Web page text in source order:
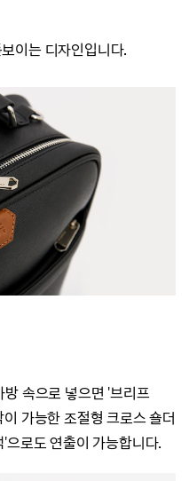
이는 디자인입니다.
속으로 넣으면 '브리프
이 가능한 조절형 크로스 숄더
으로도 연출이 가능합니다.